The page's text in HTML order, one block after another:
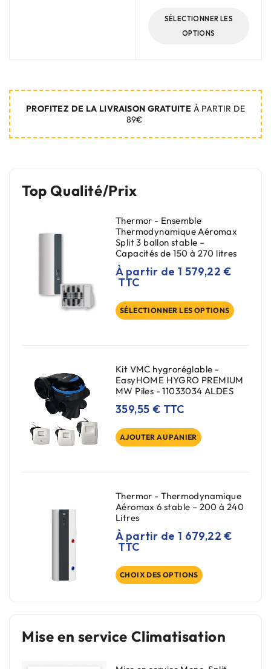
SÉLECTIONNER LES
OPTIONS
PROFITEZ DE LA LIVRAISON GRATUITE À PARTIR DE
89€
Top Qualité/Prix
Thermor - Ensemble
Thermodynamique Aéromax
Split 3 ballon stable –
Capacités de 150 à 270 litres
À partir de 1 579,22€
TTC
SÉLECTIONNER LES OPTIONS
Kit VMC hygroréglable -
EasyHOME HYGRO PREMIUM
MW Piles - 11033034 ALDES
359,55 € TTC
AJOUTER AU PANIER
Thermor - Thermodynamique
Aéromax 6 stable – 200 à 240
Litres
À partir de 1 679,22€
TTC
CHOIX DES OPTIONS
Mise en service Climatisation